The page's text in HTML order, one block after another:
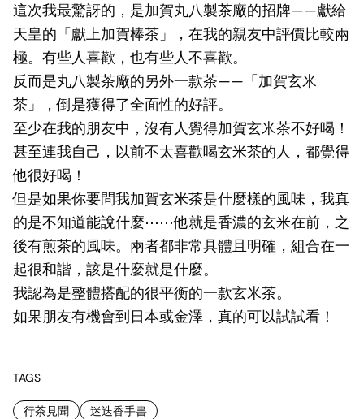
這次我最驚訝的，是加賀丸八製茶廠的招牌——獻給
天皇的「獻上加賀棒茶」，在我的親友中評價比較兩
極。有些人喜歡，也有些人不喜歡。
反而是丸八製茶廠的另外一款茶——「加賀玄米
茶」，倒是獲得了全面性的好評。
至少在我的朋友中，沒有人覺得加賀玄米茶不好喝！
甚至連我自己，以前不太喜歡喝玄米茶的人，都覺得
他很好喝！
但是如果你要問我加賀玄米茶是什麼樣的風味，我真
的是不知道能說什麼⋯⋯他就是香濃的玄米在前，之
後有煎茶的風味。兩者都非常具體且明確，組合在一
起很和諧，該是什麼就是什麼。
我認為是整體搭配的很平衡的一款玄米茶。
如果朋友有機會到日本或金澤，真的可以試試看！
TAGS
行茶見聞
迷迭香手書